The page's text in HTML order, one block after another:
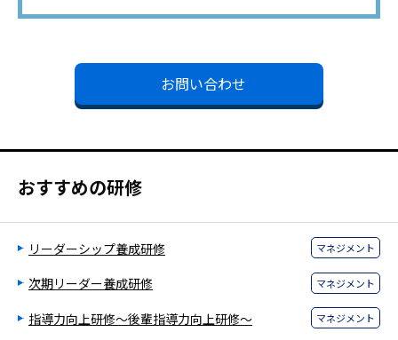
お問い合わせ
おすすめの研修
リーダーシップ養成研修 マネジメント
次期リーダー養成研修 マネジメント
指導力向上研修～後輩指導力向上研修～ マネジメント